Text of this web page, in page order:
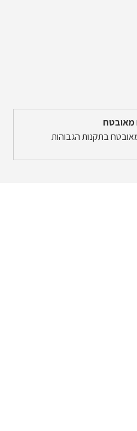
מאובטח
בתקנות הגבוהות